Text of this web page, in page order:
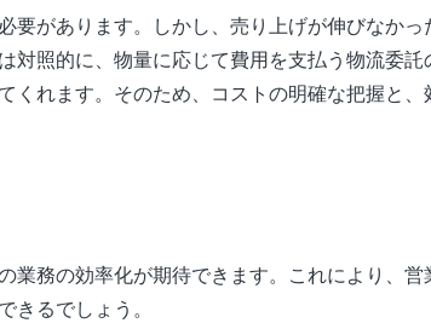
要があります。しかし、売り上げが伸びなかっ
対照的に、物量に応じて費用を支払う物流委託
くれます。そのため、コストの明確な把握と、
業務の効率化が期待できます。これにより、営
きるでしょう。